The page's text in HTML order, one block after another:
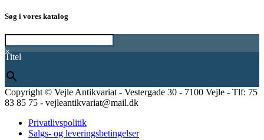
Søg i vores katalog
×
Titel
Copyright © Vejle Antikvariat - Vestergade 30 - 7100 Vejle - Tlf: 75
83 85 75 - vejleantikvariat@mail.dk
Privatlivspolitik
Salgs- og leveringsbetingelser